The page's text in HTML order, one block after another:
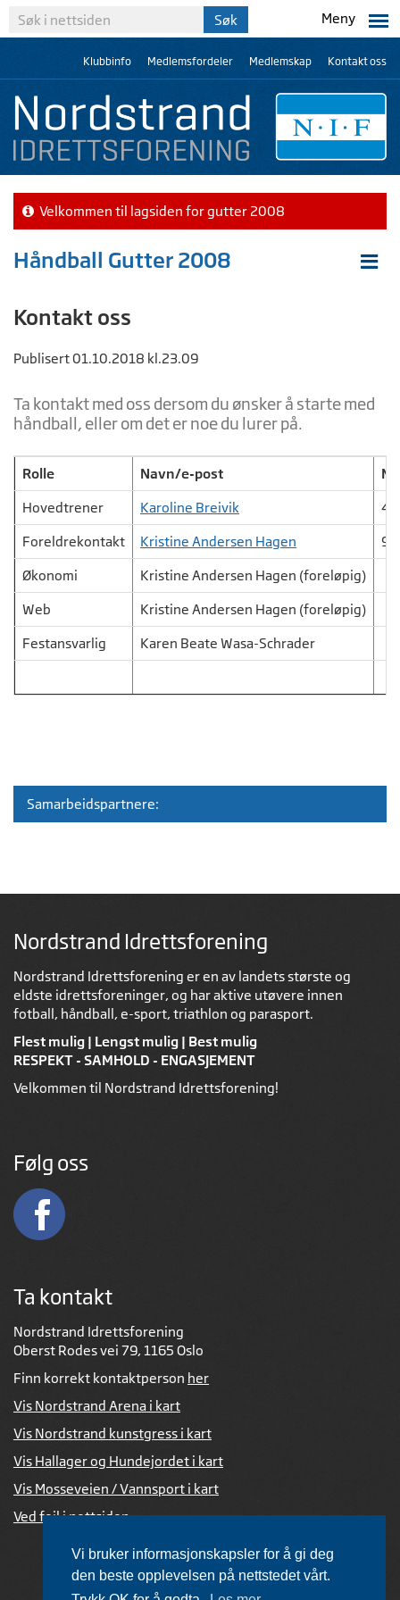
Vi bruker informasjonskapsler for å gi deg
den beste opplevelsen på nettstedet vårt.
Meny
Klubbinfo Medlemsfordeler Medlemskap Kontakt oss
Velkommen til lagsiden for gutter 2008
Håndball Gutter 2008
Kontakt oss
Publisert 01.10.2018 kl.23.09
Ta kontakt med oss dersom du ønsker å starte med
håndball, eller om det er noe du lurer på.
Rolle Navn/e-post
Hovedtrener Karoline Breivik
Foreldrekontakt
Kristine Andersen Hagen
Økonomi
Kristine Andersen Hagen (foreløpig)
Web
Kristine Andersen Hagen (foreløpig)
Festansvarlig
Karen Beate Wasa-Schrader
Samarbeidspartnere:
Nordstrand Idrettsforening
Nordstrand Idrettsforening er en av landets største og
eldste idrettsforeninger, og har aktive utøvere innen
fotball, håndball, e-sport, triathlon og parasport.
Flest mulig | Lengst mulig | Best mulig
RESPEKT - SAMHOLD - ENGASJEMENT
Velkommen til Nordstrand Idrettsforening!
Følg oss
Ta kontakt
Nordstrand Idrettsforening
Oberst Rodes vei 79, 1165 Oslo
Finn korrekt kontaktperson her
Vis Nordstrand Arena i kart
Vis Nordstrand kunstgress i kart
Vis Hallager og Hundejordet i kart
Vis Mosseveien / Vannsport i kart
Ved feil i nettsiden